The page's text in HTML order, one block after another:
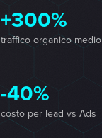
+300%
traffico organico medio
-40%
costo per lead vs Ads